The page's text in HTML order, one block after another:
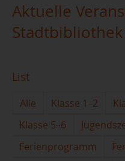
Aktuelle
List
Alle Klasse 1–2
Klasse 5–6
Ferienprogramm